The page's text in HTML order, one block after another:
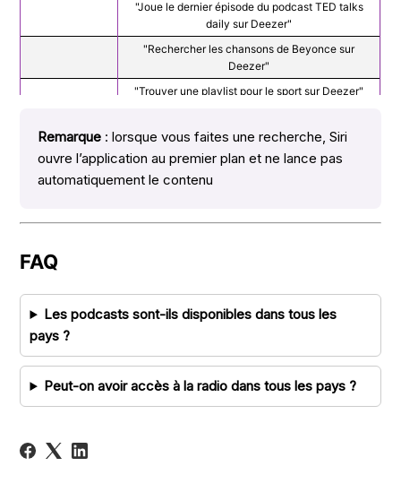
"Joue le dernier épisode du podcast TED talks
daily sur Deezer"
"Rechercher les chansons de Beyonce sur
Deezer"
"Trouver une playlist pour le sport sur Deezer"
Remarque : lorsque vous faites une recherche, Siri
ouvre l’application au premier plan et ne lance pas
automatiquement le contenu
FAQ
Les podcasts sont-ils disponibles dans tous les
pays ?
Peut-on avoir accès à la radio dans tous les pays ?